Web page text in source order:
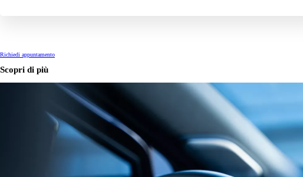
Anche con finanziamento Toyota Easy Next da € 239 al mese
TAN 7,25 % TAEG 8,38 %
47 rate con anticipo € 15.870,00
rata finale € 18.269
Richiedi appuntamento
Scopri di più